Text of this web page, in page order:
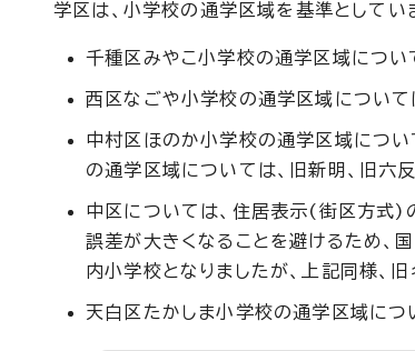
学区は、小学校の通学区域を基準としてい
千種区みやこ小学校の通学区域につい
西区なごや小学校の通学区域について
中村区ほのか小学校の通学区域につい
の通学区域については、旧新明、旧六
中区については、住居表示(街区方式)
誤差が大きくなることを避けるため、
内小学校となりましたが、上記同様、
天白区たかしま小学校の通学区域につ